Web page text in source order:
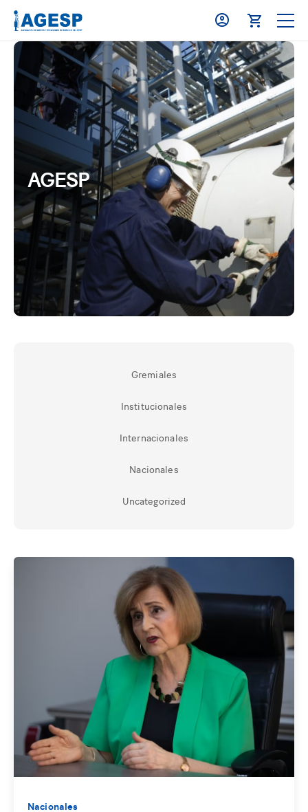
AGESP
Gremiales
Institucionales
Internacionales
Nacionales
Uncategorized
Nacionales